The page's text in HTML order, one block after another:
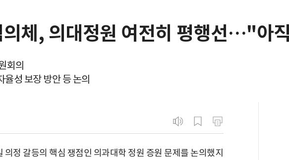
의체, 의대정원 여전히 평행선…"아
회의
성 보장 방안 등 논의
정 갈등의 핵심 쟁점인 의과대학 정원 증원 문제를 논의했지